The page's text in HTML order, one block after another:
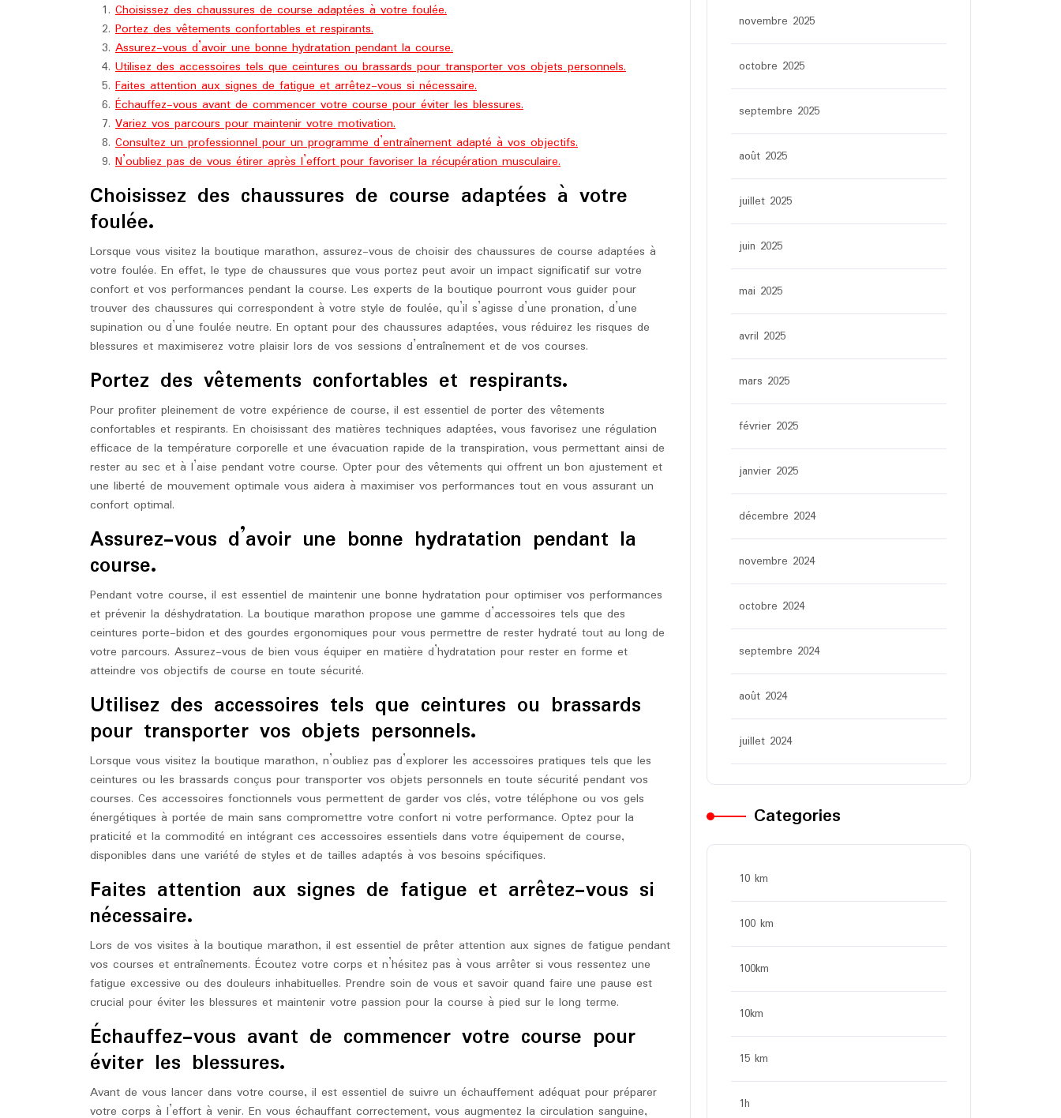
Choisissez des chaussures de course adaptées à votre foulée.
Portez des vêtements confortables et respirants.
Assurez-vous d’avoir une bonne hydratation pendant la course.
Utilisez des accessoires tels que ceintures ou brassards pour transporter vos objets personnels.
Faites attention aux signes de fatigue et arrêtez-vous si nécessaire.
Échauffez-vous avant de commencer votre course pour éviter les blessures.
Variez vos parcours pour maintenir votre motivation.
Consultez un professionnel pour un programme d’entraînement adapté à vos objectifs.
N’oubliez pas de vous étirer après l’effort pour favoriser la récupération musculaire.
Choisissez des chaussures de course adaptées à votre
foulée.
Lorsque vous visitez la boutique marathon, assurez-vous de choisir des chaussures de course adaptées à
votre foulée. En effet, le type de chaussures que vous portez peut avoir un impact significatif sur votre
confort et vos performances pendant la course. Les experts de la boutique pourront vous guider pour
trouver des chaussures qui correspondent à votre style de foulée, qu’il s’agisse d’une pronation, d’une
supination ou d’une foulée neutre. En optant pour des chaussures adaptées, vous réduirez les risques de
blessures et maximiserez votre plaisir lors de vos sessions d’entraînement et de vos courses.
Portez des vêtements confortables et respirants.
Pour profiter pleinement de votre expérience de course, il est essentiel de porter des vêtements
confortables et respirants. En choisissant des matières techniques adaptées, vous favorisez une régulation
efficace de la température corporelle et une évacuation rapide de la transpiration, vous permettant ainsi de
rester au sec et à l’aise pendant votre course. Opter pour des vêtements qui offrent un bon ajustement et
une liberté de mouvement optimale vous aidera à maximiser vos performances tout en vous assurant un
confort optimal.
Assurez-vous d’avoir une bonne hydratation pendant la
course.
Pendant votre course, il est essentiel de maintenir une bonne hydratation pour optimiser vos performances
et prévenir la déshydratation. La boutique marathon propose une gamme d’accessoires tels que des
ceintures porte-bidon et des gourdes ergonomiques pour vous permettre de rester hydraté tout au long de
votre parcours. Assurez-vous de bien vous équiper en matière d’hydratation pour rester en forme et
atteindre vos objectifs de course en toute sécurité.
Utilisez des accessoires tels que ceintures ou brassards
pour transporter vos objets personnels.
Lorsque vous visitez la boutique marathon, n’oubliez pas d’explorer les accessoires pratiques tels que les
ceintures ou les brassards conçus pour transporter vos objets personnels en toute sécurité pendant vos
courses. Ces accessoires fonctionnels vous permettent de garder vos clés, votre téléphone ou vos gels
énergétiques à portée de main sans compromettre votre confort ni votre performance. Optez pour la
praticité et la commodité en intégrant ces accessoires essentiels dans votre équipement de course,
disponibles dans une variété de styles et de tailles adaptés à vos besoins spécifiques.
Faites attention aux signes de fatigue et arrêtez-vous si
nécessaire.
Lors de vos visites à la boutique marathon, il est essentiel de prêter attention aux signes de fatigue pendant
vos courses et entraînements. Écoutez votre corps et n’hésitez pas à vous arrêter si vous ressentez une
fatigue excessive ou des douleurs inhabituelles. Prendre soin de vous et savoir quand faire une pause est
crucial pour éviter les blessures et maintenir votre passion pour la course à pied sur le long terme.
Échauffez-vous avant de commencer votre course pour
éviter les blessures.
Avant de vous lancer dans votre course, il est essentiel de suivre un échauffement adéquat pour préparer
votre corps à l’effort à venir. En vous échauffant correctement, vous augmentez la circulation sanguine,
novembre 2025
octobre 2025
septembre 2025
août 2025
juillet 2025
juin 2025
mai 2025
avril 2025
mars 2025
février 2025
janvier 2025
décembre 2024
novembre 2024
octobre 2024
septembre 2024
août 2024
juillet 2024
Categories
10 km
100 km
100km
10km
15 km
1h